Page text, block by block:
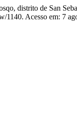
distrito de San
1140. Acesso em: 7